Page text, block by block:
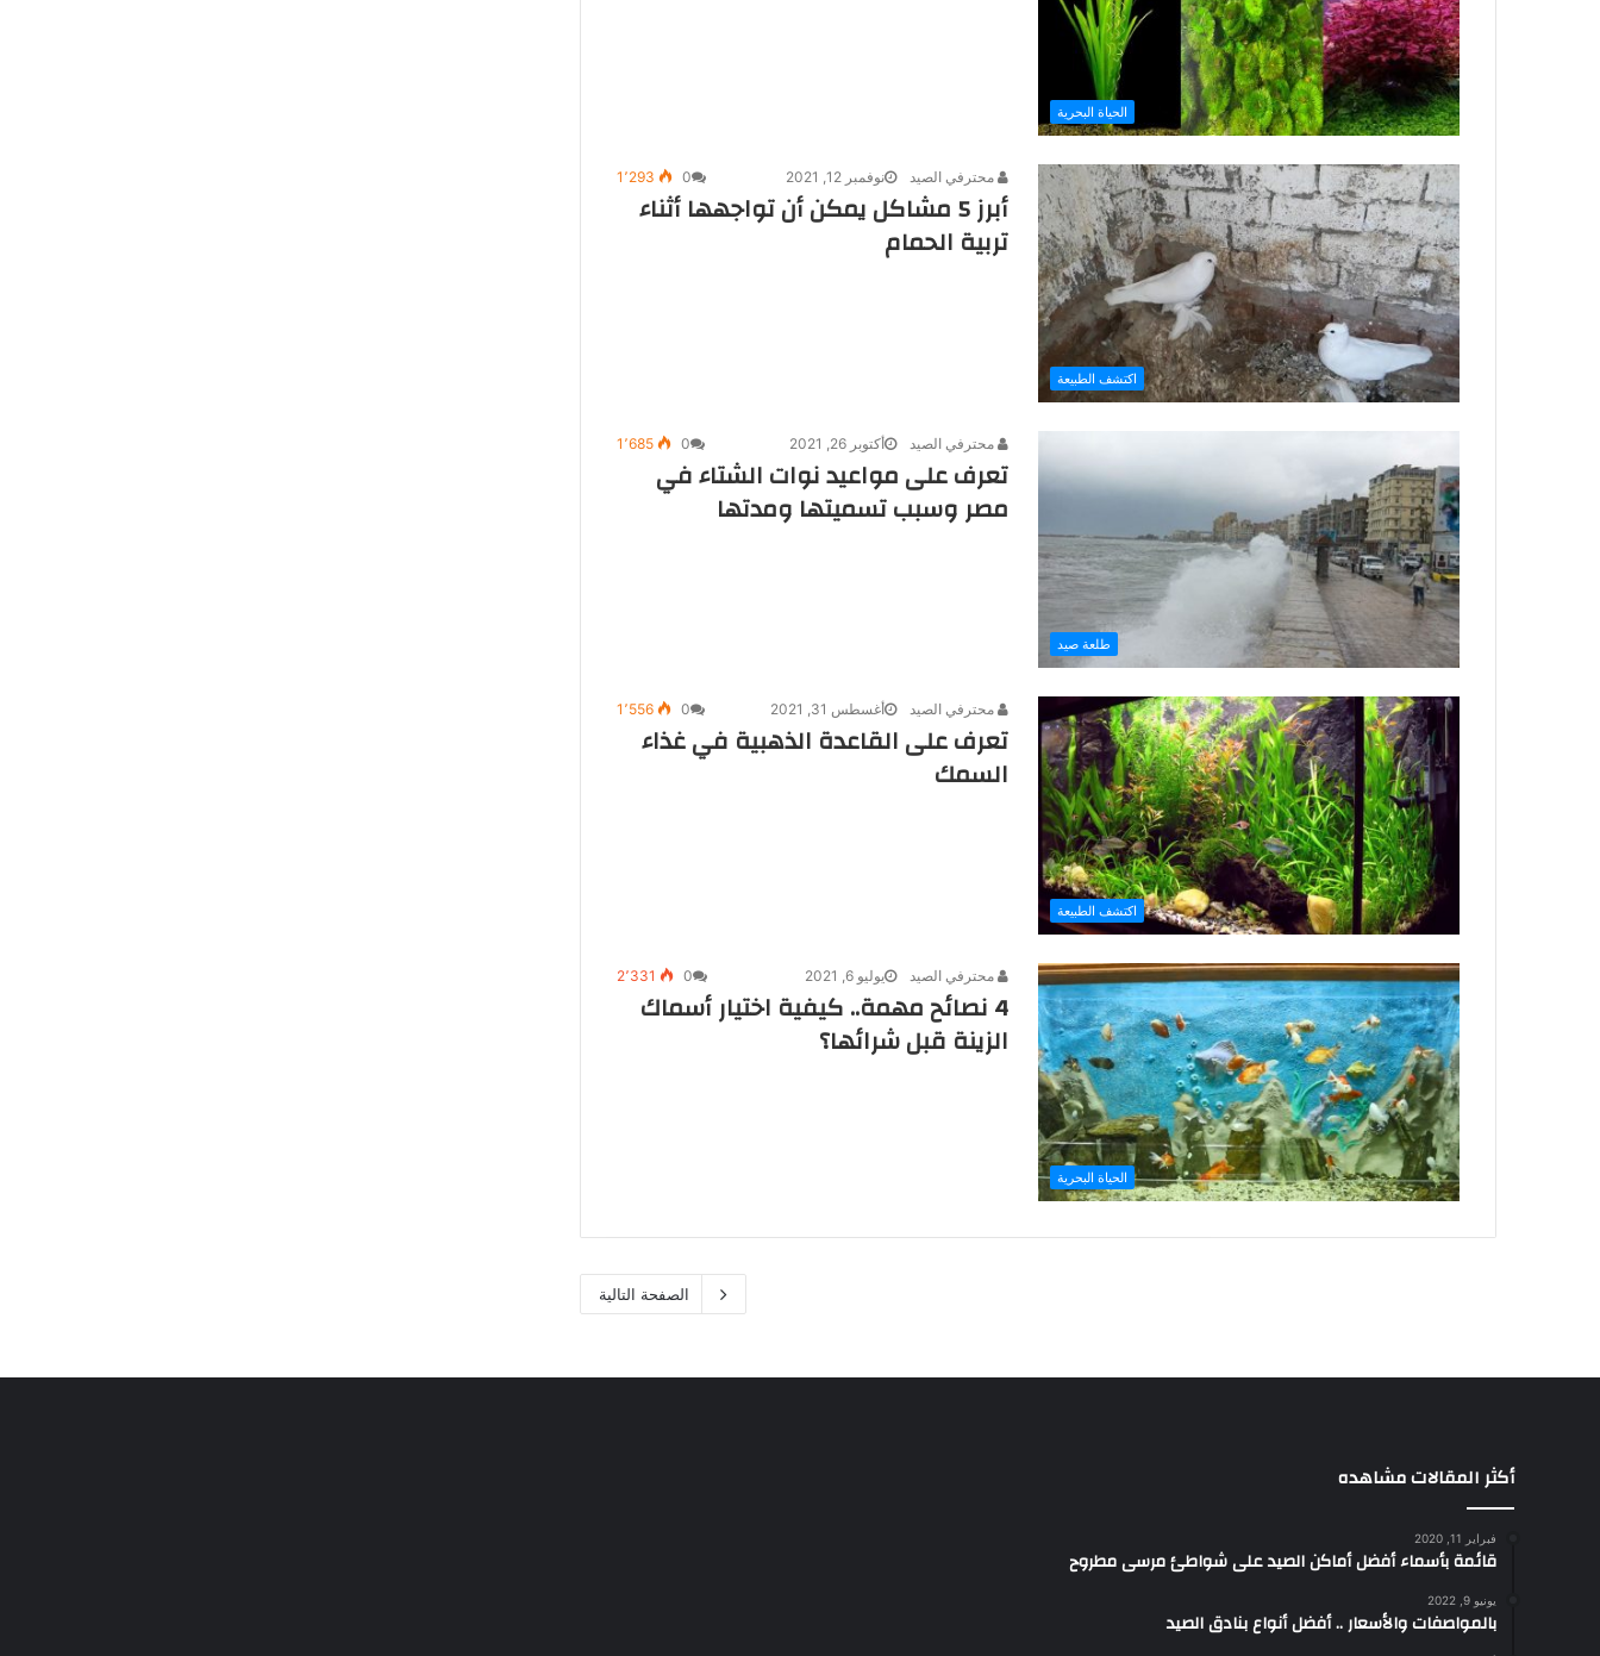
الحياة البحرية
اكتشف الطبيعة
محترفي الصيد نوفمبر 12, 2021 0 1٬293
أبرز 5 مشاكل يمكن أن تواجهها أثناء
تربية الحمام
طلعة صيد
محترفي الصيد أكتوبر 26, 2021 0 1٬685
تعرف على مواعيد نوات الشتاء في
مصر وسبب تسميتها ومدتها
اكتشف الطبيعة
محترفي الصيد أغسطس 31, 2021 0 1٬556
تعرف على القاعدة الذهبية في غذاء
السمك
الحياة البحرية
محترفي الصيد يوليو 6, 2021 0 2٬331
4 نصائح مهمة.. كيفية اختيار أسماك
الزينة قبل شرائها؟
الصفحة التالية
أكثر المقالات مشاهده
فبراير 11, 2020
قائمة بأسماء أفضل أماكن الصيد على شواطئ مرسى مطروح
يونيو 9, 2022
بالمواصفات والأسعار .. أفضل أنواع بنادق الصيد